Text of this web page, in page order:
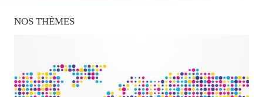
NOS THÈMES